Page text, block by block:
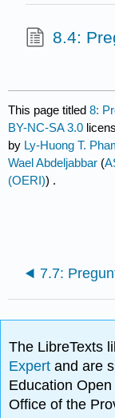
8.4:
This page titled8:
BY-NC-SA 3.0
by Ly-Huong T.
Wael Abdeljabbar (
(OERI)) .
The LibreTexts
Expertand are
Education
Office of the